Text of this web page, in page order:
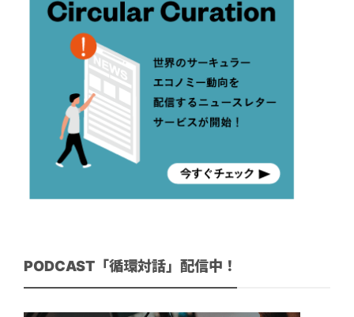
PODCAST「循環対話」配信中！